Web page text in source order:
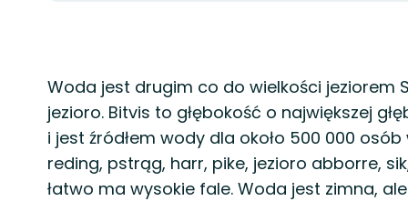
Opis
Woda jest drugim co do wielkości jeziorem
jezioro. Bitvis to głębokość o największej
i jest źródłem wody dla około 500 000 osób
reding, pstrąg, harr, pike, jezioro abborre,
łatwo ma wysokie fale. Woda jest zimna,